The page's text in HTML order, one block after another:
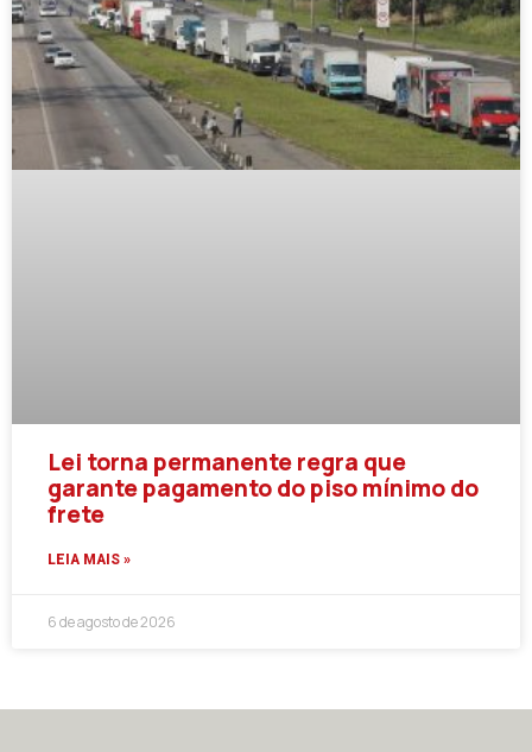
Lei torna permanente regra que
garante pagamento do piso mínimo do
frete
LEIA MAIS »
6 de agosto de 2026